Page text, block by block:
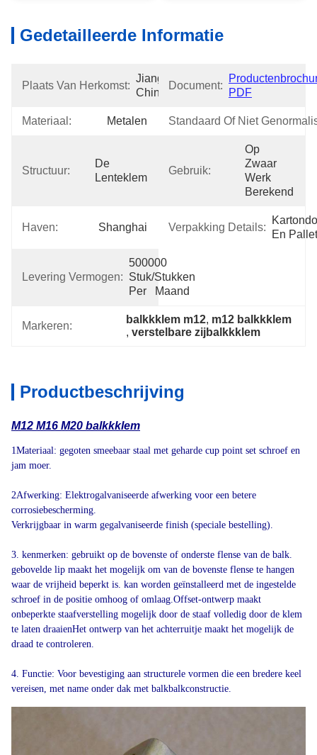
Gedetailleerde Informatie
Plaats Van Herkomst:
Jiangsu,
China
Document:
PDF
Materiaal: Metalen Standaard Of Niet
Structuur:
De
Lenteklem
Gebruik:
Op
Zwaar
Werk
Berekend
Haven: Shanghai Verpakking Details:
En Pallet
Levering Vermogen:
500000
Stuk/Stukken
Per   Maand
Markeren:
balkkklem m12, m12 balkkklem
, verstelbare zijbalkkklem
Productbeschrijving
M12 M16 M20 balkkklem
1Materiaal: gegoten smeebaar staal met geharde cup point set schroef en
jam moer.
2Afwerking: Elektrogalvaniseerde afwerking voor een betere
corrosiebescherming.
Verkrijgbaar in warm gegalvaniseerde finish (speciale bestelling).
3. kenmerken: gebruikt op de bovenste of onderste flense van de balk.
gebovelde lip maakt het mogelijk om van de bovenste flense te hangen
waar de vrijheid beperkt is. kan worden geïnstalleerd met de ingestelde
schroef in de positie omhoog of omlaag.Offset-ontwerp maakt
onbeperkte staafverstelling mogelijk door de staaf volledig door de klem
te laten draaienHet ontwerp van het achterruitje maakt het mogelijk de
draad te controleren.
4. Functie: Voor bevestiging aan structurele vormen die een bredere keel
vereisen, met name onder dak met balkbalkconstructie.